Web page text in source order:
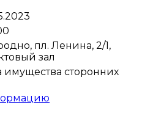
пл. Ленина, 2/1,
зал
имущества сторонних